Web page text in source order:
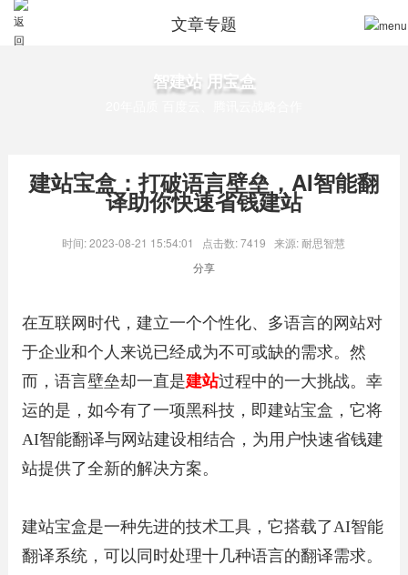
文章专题
智建站 用宝盒
建站宝盒：打破语言壁垒，AI智能翻
译助你快速省钱建站
时间: 2023-08-21 15:54:01 点击数: 7419 来源: 耐思智慧
分享
在互联网时代，建立一个个性化、多语言的网站对
于企业和个人来说已经成为不可或缺的需求。然
而，语言壁垒却一直是建站过程中的一大挑战。幸
运的是，如今有了一项黑科技，即建站宝盒，它将
AI智能翻译与网站建设相结合，为用户快速省钱建
站提供了全新的解决方案。
建站宝盒是一种先进的技术工具，它搭载了AI智能
翻译系统，可以同时处理十几种语言的翻译需求。